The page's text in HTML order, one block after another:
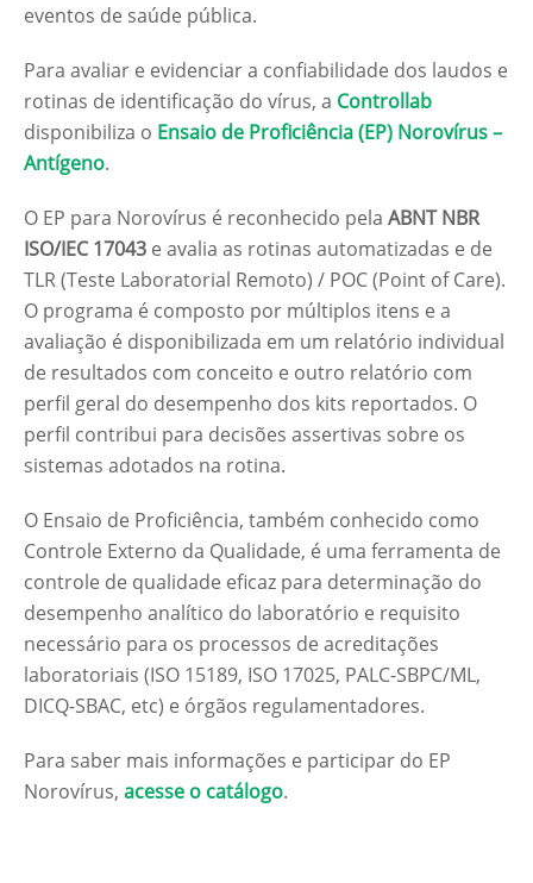
eventos de saúde pública.
Para avaliar e evidenciar a confiabilidade dos laudos e
rotinas de identificação do vírus, a Controllab
disponibiliza o Ensaio de Proficiência (EP) Norovírus –
Antígeno.
O EP para Norovírus é reconhecido pela ABNT NBR
ISO/IEC 17043 e avalia as rotinas automatizadas e de
TLR (Teste Laboratorial Remoto) / POC (Point of Care).
O programa é composto por múltiplos itens e a
avaliação é disponibilizada em um relatório individual
de resultados com conceito e outro relatório com
perfil geral do desempenho dos kits reportados. O
perfil contribui para decisões assertivas sobre os
sistemas adotados na rotina.
O Ensaio de Proficiência, também conhecido como
Controle Externo da Qualidade, é uma ferramenta de
controle de qualidade eficaz para determinação do
desempenho analítico do laboratório e requisito
necessário para os processos de acreditações
laboratoriais (ISO 15189, ISO 17025, PALC-SBPC/ML,
DICQ-SBAC, etc) e órgãos regulamentadores.
Para saber mais informações e participar do EP
Norovírus, acesse o catálogo.